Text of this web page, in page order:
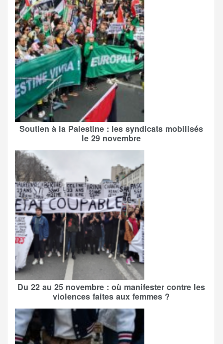
Soutien à la Palestine : les syndicats mobilisés
le 29 novembre
Du 22 au 25 novembre : où manifester contre les
violences faites aux femmes ?